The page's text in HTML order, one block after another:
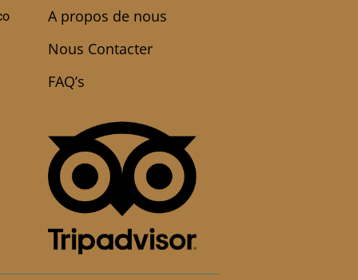
A propos de nous
Nous Contacter
FAQ’s